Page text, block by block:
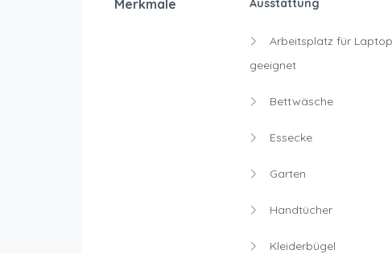
Merkmale Ausstattung
Arbeitsplatz für
geeignet
Bettwäsche
Essecke
Garten
Handtücher
Kleiderbügel